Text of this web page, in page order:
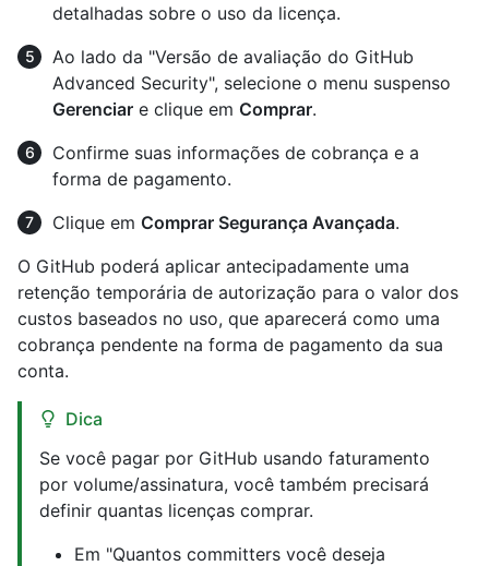
detalhadas sobre o uso da licença.
Ao lado da "Versão de avaliação do GitHub
Advanced Security", selecione o menu suspenso
Gerenciar e clique em Comprar.
Confirme suas informações de cobrança e a
forma de pagamento.
Clique em Comprar Segurança Avançada.
O GitHub poderá aplicar antecipadamente uma
retenção temporária de autorização para o valor dos
custos baseados no uso, que aparecerá como uma
cobrança pendente na forma de pagamento da sua
conta.
Dica
Se você pagar por GitHub usando faturamento
por volume/assinatura, você também precisará
definir quantas licenças comprar.
Em "Quantos committers você deseja